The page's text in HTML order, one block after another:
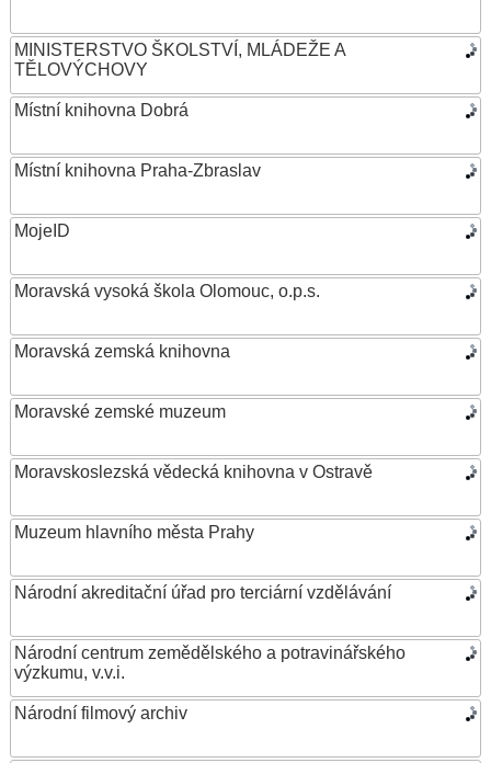
MINISTERSTVO ŠKOLSTVÍ, MLÁDEŽE A
TĚLOVÝCHOVY
Místní knihovna Dobrá
Místní knihovna Praha-Zbraslav
MojeID
Moravská vysoká škola Olomouc, o.p.s.
Moravská zemská knihovna
Moravské zemské muzeum
Moravskoslezská vědecká knihovna v Ostravě
Muzeum hlavního města Prahy
Národní akreditační úřad pro terciární vzdělávání
Národní centrum zemědělského a potravinářského
výzkumu, v.v.i.
Národní filmový archiv